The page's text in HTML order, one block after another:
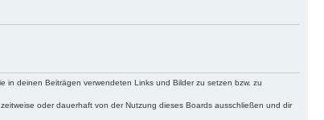
deinen Beiträgen verwendeten Links und Bilder zu setzen bzw. zu
oder dauerhaft von der Nutzung dieses Boards ausschließen und dir